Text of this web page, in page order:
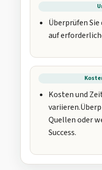
Überprüfen
auf
Kosten und
Quellen oder
Success.